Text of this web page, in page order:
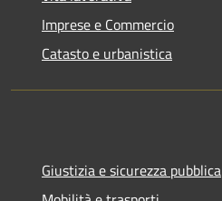
Imprese e Commercio
Catasto e urbanistica
Giustizia e sicurezza pubblica